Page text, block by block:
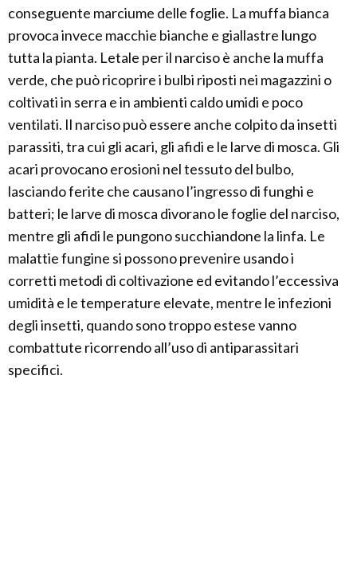
conseguente marciume delle foglie. La muffa bianca
provoca invece macchie bianche e giallastre lungo
tutta la pianta. Letale per il narciso è anche la muffa
verde, che può ricoprire i bulbi riposti nei magazzini o
coltivati in serra e in ambienti caldo umidi e poco
ventilati. Il narciso può essere anche colpito da insetti
parassiti, tra cui gli acari, gli afidi e le larve di mosca. Gli
acari provocano erosioni nel tessuto del bulbo,
lasciando ferite che causano l’ingresso di funghi e
batteri; le larve di mosca divorano le foglie del narciso,
mentre gli afidi le pungono succhiandone la linfa. Le
malattie fungine si possono prevenire usando i
corretti metodi di coltivazione ed evitando l’eccessiva
umidità e le temperature elevate, mentre le infezioni
degli insetti, quando sono troppo estese vanno
combattute ricorrendo all’uso di antiparassitari
specifici.